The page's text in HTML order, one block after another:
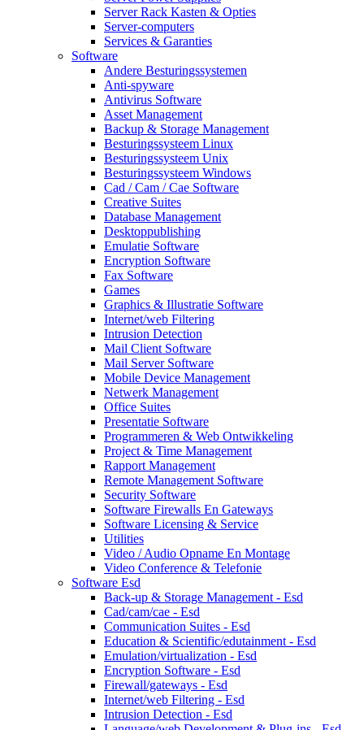
Server Rack Kasten & Opties
Server-computers
Services & Garanties
Software
Andere Besturingssystemen
Anti-spyware
Antivirus Software
Asset Management
Backup & Storage Management
Besturingssysteem Linux
Besturingssysteem Unix
Besturingssysteem Windows
Cad / Cam / Cae Software
Creative Suites
Database Management
Desktoppublishing
Emulatie Software
Encryption Software
Fax Software
Games
Graphics & Illustratie Software
Internet/web Filtering
Intrusion Detection
Mail Client Software
Mail Server Software
Mobile Device Management
Netwerk Management
Office Suites
Presentatie Software
Programmeren & Web Ontwikkeling
Project & Time Management
Rapport Management
Remote Management Software
Security Software
Software Firewalls En Gateways
Software Licensing & Service
Utilities
Video / Audio Opname En Montage
Video Conference & Telefonie
Software Esd
Back-up & Storage Management - Esd
Cad/cam/cae - Esd
Communication Suites - Esd
Education & Scientific/edutainment - Esd
Emulation/virtualization - Esd
Encryption Software - Esd
Firewall/gateways - Esd
Internet/web Filtering - Esd
Intrusion Detection - Esd